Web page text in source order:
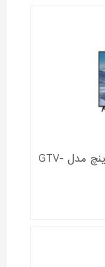
تلویزیون هوشمند جی پلاس 55 اینچ مدل GTV-